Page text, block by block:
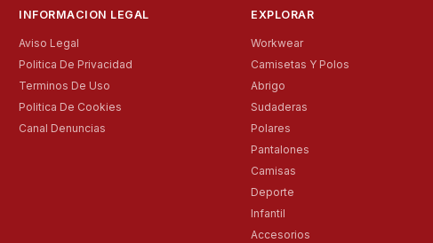
INFORMACION LEGAL
Aviso Legal
Politica De Privacidad
Terminos De Uso
Politica De Cookies
Canal Denuncias
EXPLORAR
Workwear
Camisetas Y Polos
Abrigo
Sudaderas
Polares
Pantalones
Camisas
Deporte
Infantil
Accesorios